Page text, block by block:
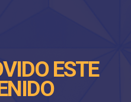
ESTE